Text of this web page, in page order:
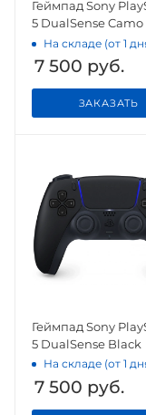
Геймпад Sony
5 DualSense Camo
На складе (от 1
7 500 руб.
ЗАКАЗАТЬ
Геймпад Sony
5 DualSense Black
На складе (от 1
7 500 руб.